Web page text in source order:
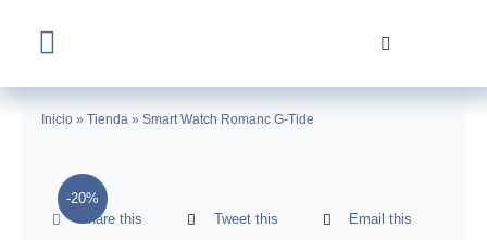
Toggle
Navigation
Home
Tienda
Inicio» Tienda» Smart Watch Romanc G-Tide
-20%
Share this
Tweet this Email this